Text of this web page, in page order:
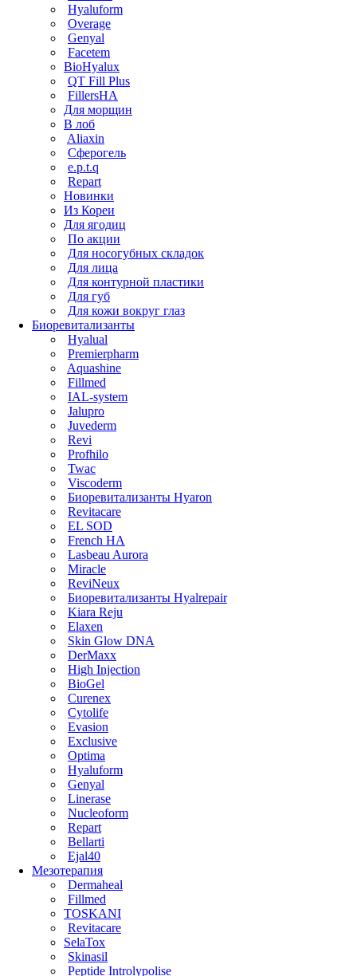
Hyaluform
Overage
Genyal
Facetem
BioHyalux
QT Fill Plus
FillersHA
Для морщин
В лоб
Aliaxin
Сферогель
e.p.t.q
Repart
Новинки
Из Кореи
Для ягодиц
По акции
Для носогубных складок
Для лица
Для контурной пластики
Для губ
Для кожи вокруг глаз
Биоревитализанты
Hyalual
Premierpharm
Aquashine
Fillmed
IAL-system
Jalupro
Juvederm
Revi
Profhilo
Twac
Viscoderm
Биоревитализанты Hyaron
Revitacare
EL SOD
French HA
Lasbeau Aurora
Miracle
ReviNeux
Биоревитализанты Hyalrepair
Kiara Reju
Elaxen
Skin Glow DNA
DerMaxx
High Injection
BioGel
Curenex
Cytolife
Evasion
Exclusive
Optima
Hyaluform
Genyal
Linerase
Nucleoform
Repart
Bellarti
Ejal40
Мезотерапия
Dermaheal
Fillmed
TOSKANI
Revitacare
SelaTox
Skinasil
Peptide Introlypolise